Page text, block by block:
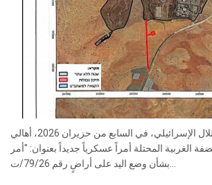
سلّمت سلطات الاحتلال الإسرائيلي، في السابع من حزيران 2026، أهالي
الغربية المحتلة أمراً عسكرياً جديداً بعنوان: "أمر
بشأن وضع اليد على أراضٍ رقم 79/26/ت...